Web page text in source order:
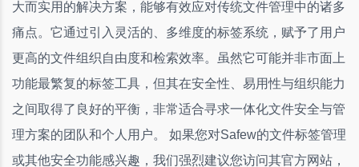
大而实用的解决方案，能够有效应对传统文件管理中的诸多
痛点。它通过引入灵活的、多维度的标签系统，赋予了用户
更高的文件组织自由度和检索效率。虽然它可能并非市面上
功能最繁复的标签工具，但其在安全性、易用性与组织能力
之间取得了良好的平衡，非常适合寻求一体化文件安全与管
理方案的团队和个人用户。 如果您对Safew的文件标签管理
或其他安全功能感兴趣，我们强烈建议您访问其官方网站，